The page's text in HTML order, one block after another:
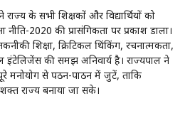
राज्य के सभी शिक्षकों और विद्यार्थियों को
नीति-2020 की प्रासंगिकता पर प्रकाश डाला।
शिक्षा, क्रिटिकल थिंकिंग, रचनात्मकता,
की समझ अनिवार्य है। राज्यपाल ने
मनोयोग से पठन-पाठन में जुटें, ताकि
राज्य बनाया जा सके।